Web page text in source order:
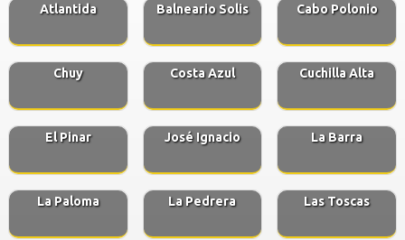
Atlantida Balneario Solis Cabo Polonio
Chuy Costa Azul Cuchilla Alta
El Pinar José Ignacio La Barra
La Paloma La Pedrera Las Toscas